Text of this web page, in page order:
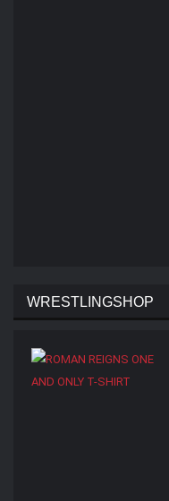
WRESTLINGSHOP